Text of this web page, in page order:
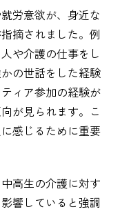
労意欲が、身近な
摘されました。例
や介護の仕事をし
の世話をした経験
ィア参加の経験が
が見られます。こ
感じるために重要
高生の介護に対す
響していると強調